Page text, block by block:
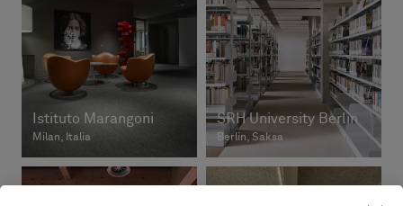
Istituto Marangoni
Milan, Italia
SRH University Berlin
Berlin, Saksa